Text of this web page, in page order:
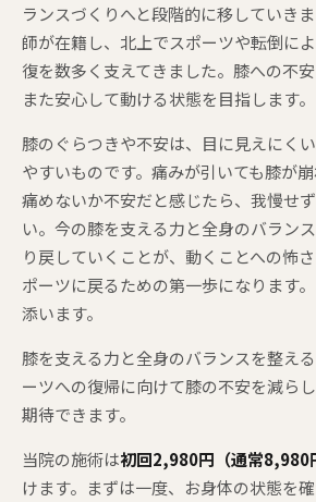
ランスづくりへと段階的に移していき
師が在籍し、北上でスポーツや転倒に
復を数多く支えてきました。膝への不安
また安心して動ける状態を目指します。
膝のぐらつきや不安は、目に見えにく
やすいものです。痛みが引いても膝が
痛めないか不安だと感じたら、我慢せ
い。今の膝を支える力と全身のバラン
り戻していくことが、動くことへの怖
ポーツに戻るための第一歩になります
添います。
膝を支える力と全身のバランスを整え
ーツへの復帰に向けて膝の不安を減ら
期待できます。
当院の施術は初回2,980円（通常8,980
けます。まずは一度、お身体の状態を